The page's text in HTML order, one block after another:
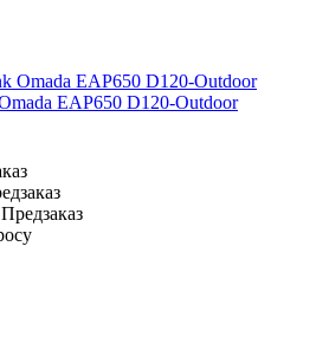
EAP650 D120-Outdoor
Предзаказ